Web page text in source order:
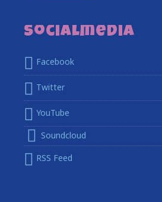
Socialmedia
Facebook
Twitter
YouTube
Soundcloud
RSS Feed